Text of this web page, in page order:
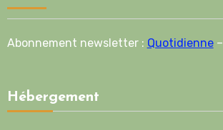
Abonnement newsletter : Quotidienne–
Hébergement